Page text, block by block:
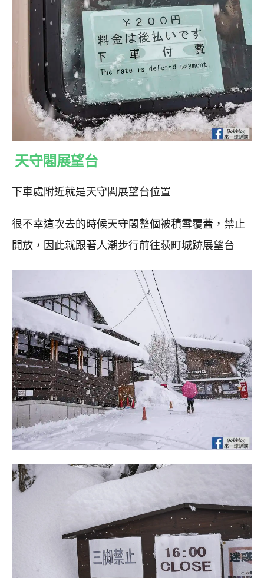
天守閣展望台
下車處附近就是天守閣展望台位置
很不幸這次去的時候天守閣整個被積雪覆蓋，禁止
開放，因此就跟著人潮步行前往荻町城跡展望台